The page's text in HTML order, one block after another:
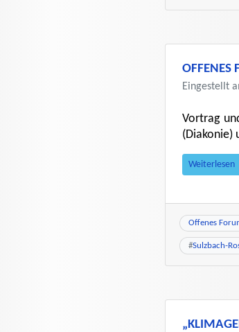
OFFENES
Eingestellt
Vortrag
(Diakonie)
Weiterlesen
Offenes
#Sulzbach-